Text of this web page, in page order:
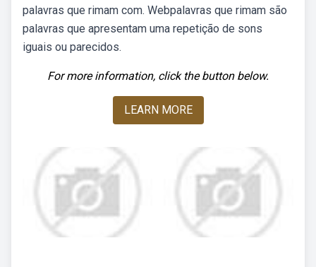
palavras que rimam com. Webpalavras que rimam são
palavras que apresentam uma repetição de sons
iguais ou parecidos.
For more information, click the button below.
LEARN MORE